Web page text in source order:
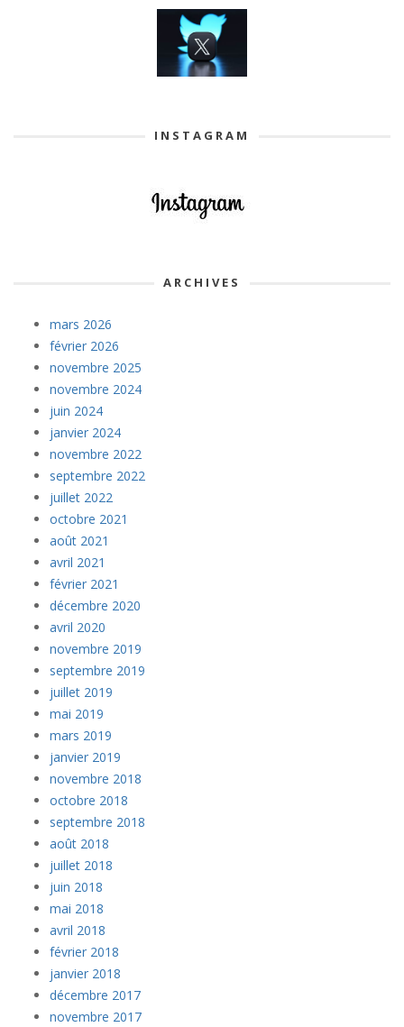
INSTAGRAM
ARCHIVES
mars 2026
février 2026
novembre 2025
novembre 2024
juin 2024
janvier 2024
novembre 2022
septembre 2022
juillet 2022
octobre 2021
août 2021
avril 2021
février 2021
décembre 2020
avril 2020
novembre 2019
septembre 2019
juillet 2019
mai 2019
mars 2019
janvier 2019
novembre 2018
octobre 2018
septembre 2018
août 2018
juillet 2018
juin 2018
mai 2018
avril 2018
février 2018
janvier 2018
décembre 2017
novembre 2017